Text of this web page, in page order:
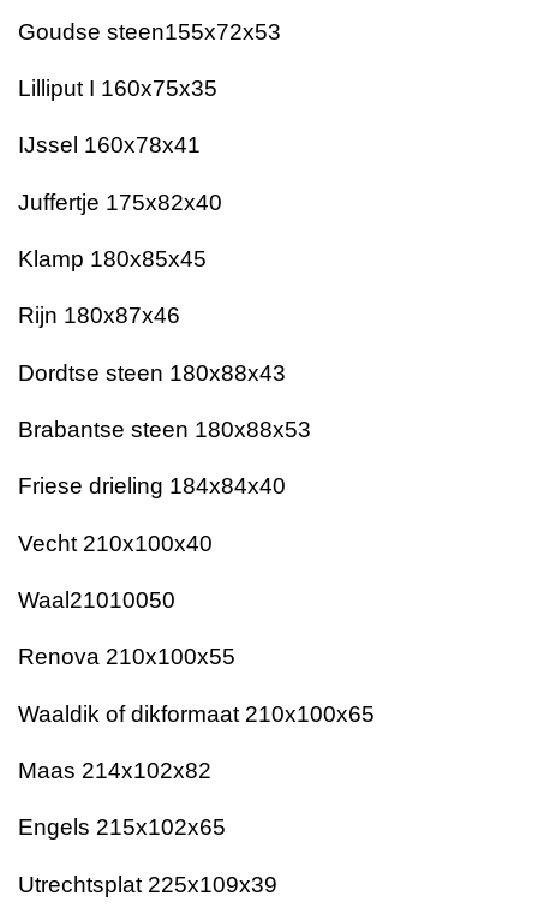
Goudse steen155x72x53
Lilliput I 160x75x35
IJssel 160x78x41
Juffertje 175x82x40
Klamp 180x85x45
Rijn 180x87x46
Dordtse steen 180x88x43
Brabantse steen 180x88x53
Friese drieling 184x84x40
Vecht 210x100x40
Waal21010050
Renova 210x100x55
Waaldik of dikformaat 210x100x65
Maas 214x102x82
Engels 215x102x65
Utrechtsplat 225x109x39